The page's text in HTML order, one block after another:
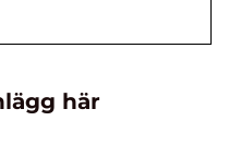
här